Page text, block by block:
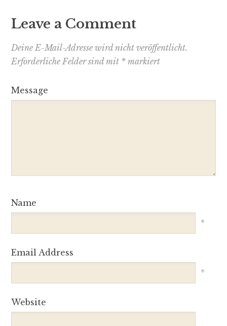
Leave a Comment
Deine E-Mail-Adresse wird nicht veröffentlicht.
Erforderliche Felder sind mit *markiert
Message
Name
*
Email Address
*
Website